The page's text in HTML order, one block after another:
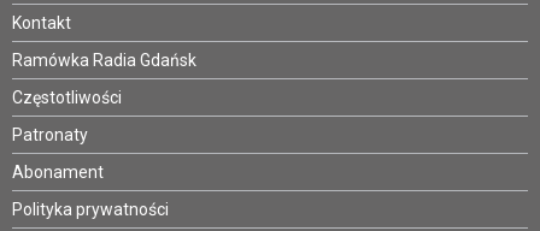
Kontakt
Ramówka Radia Gdańsk
Częstotliwości
Patronaty
Abonament
Polityka prywatności